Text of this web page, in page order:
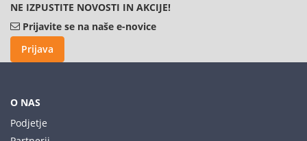
NE IZPUSTITE NOVOSTI IN AKCIJE!
Prijavite se na naše e-novice
Prijava
O NAS
Podjetje